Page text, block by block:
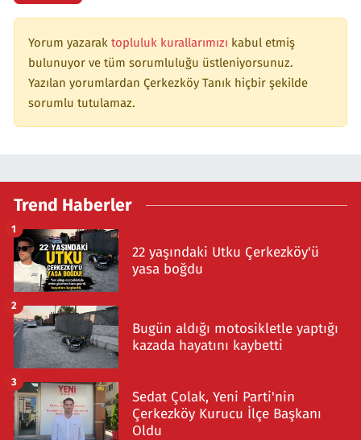
Yorum yazarak topluluk kurallarımızı kabul etmiş
bulunuyor ve tüm sorumluluğu üstleniyorsunuz.
Yazılan yorumlardan Çerkezköy Tanık hiçbir şekilde
sorumlu tutulamaz.
Trend Haberler
22 yaşındaki Utku Çerkezköy'ü
yasa boğdu
1
Bugün aldığı motosikletle yaptığı
kazada hayatını kaybetti
2
Sedat Çolak, Yeni Parti'nin
Çerkezköy Kurucu İlçe Başkanı
Oldu
3